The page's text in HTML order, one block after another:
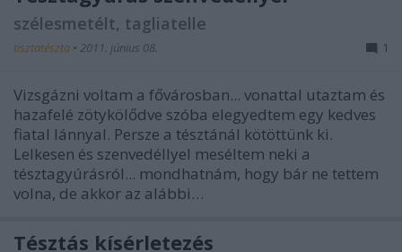
szélesmetélt, tagliatelle
tisztatészta • 2011. június 08. 1
Vizsgázni voltam a fővárosban... vonattal utaztam és
hazafelé zötykölődve szóba elegyedtem egy kedves
fiatal lánnyal. Persze a tésztánál kötöttünk ki.
Lelkesen és szenvedéllyel meséltem neki a
tésztagyúrásról... mondhatnám, hogy bár ne tettem
volna, de akkor az alábbi…
Tésztás kísérletezés